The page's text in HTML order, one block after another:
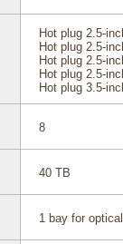
Hot plug 2.5-
Hot plug 2.5-
Hot plug 2.5-
Hot plug 2.5-
Hot plug 3.5-
8
40 TB
1 bay for